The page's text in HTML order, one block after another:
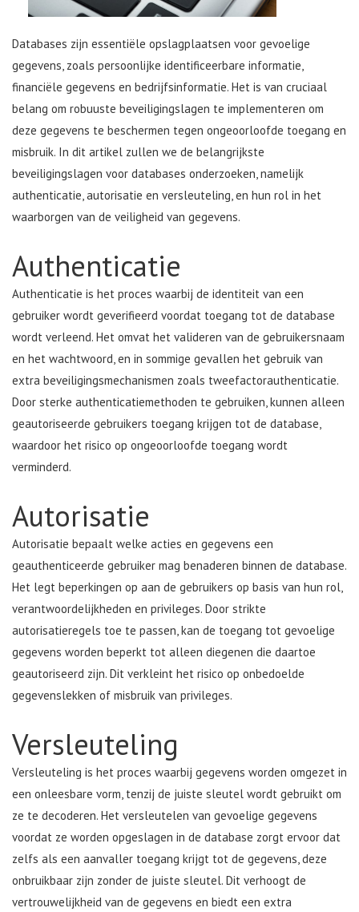
Databases zijn essentiële opslagplaatsen voor gevoelige
gegevens, zoals persoonlijke identificeerbare informatie,
financiële gegevens en bedrijfsinformatie. Het is van cruciaal
belang om robuuste beveiligingslagen te implementeren om
deze gegevens te beschermen tegen ongeoorloofde toegang en
misbruik. In dit artikel zullen we de belangrijkste
beveiligingslagen voor databases onderzoeken, namelijk
authenticatie, autorisatie en versleuteling, en hun rol in het
waarborgen van de veiligheid van gegevens.
Authenticatie
Authenticatie is het proces waarbij de identiteit van een
gebruiker wordt geverifieerd voordat toegang tot de database
wordt verleend. Het omvat het valideren van de gebruikersnaam
en het wachtwoord, en in sommige gevallen het gebruik van
extra beveiligingsmechanismen zoals tweefactorauthenticatie.
Door sterke authenticatiemethoden te gebruiken, kunnen alleen
geautoriseerde gebruikers toegang krijgen tot de database,
waardoor het risico op ongeoorloofde toegang wordt
verminderd.
Autorisatie
Autorisatie bepaalt welke acties en gegevens een
geauthenticeerde gebruiker mag benaderen binnen de database.
Het legt beperkingen op aan de gebruikers op basis van hun rol,
verantwoordelijkheden en privileges. Door strikte
autorisatieregels toe te passen, kan de toegang tot gevoelige
gegevens worden beperkt tot alleen diegenen die daartoe
geautoriseerd zijn. Dit verkleint het risico op onbedoelde
gegevenslekken of misbruik van privileges.
Versleuteling
Versleuteling is het proces waarbij gegevens worden omgezet in
een onleesbare vorm, tenzij de juiste sleutel wordt gebruikt om
ze te decoderen. Het versleutelen van gevoelige gegevens
voordat ze worden opgeslagen in de database zorgt ervoor dat
zelfs als een aanvaller toegang krijgt tot de gegevens, deze
onbruikbaar zijn zonder de juiste sleutel. Dit verhoogt de
vertrouwelijkheid van de gegevens en biedt een extra